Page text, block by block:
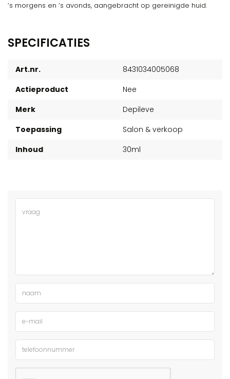
‘s morgens en ‘s avonds, aangebracht op gereinigde huid.
SPECIFICATIES
Art.nr.
8431034005068
Actieproduct
Nee
Merk
Depileve
Toepassing
Salon & verkoop
Inhoud
30ml